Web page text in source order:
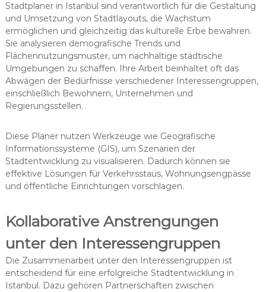
Stadtplaner in Istanbul sind verantwortlich für die Gestaltung
und Umsetzung von Stadtlayouts, die Wachstum
ermöglichen und gleichzeitig das kulturelle Erbe bewahren.
Sie analysieren demografische Trends und
Flächennutzungsmuster, um nachhaltige städtische
Umgebungen zu schaffen. Ihre Arbeit beinhaltet oft das
Abwägen der Bedürfnisse verschiedener Interessengruppen,
einschließlich Bewohnern, Unternehmen und
Regierungsstellen.
Diese Planer nutzen Werkzeuge wie Geografische
Informationssysteme (GIS), um Szenarien der
Stadtentwicklung zu visualisieren. Dadurch können sie
effektive Lösungen für Verkehrsstaus, Wohnungsengpässe
und öffentliche Einrichtungen vorschlagen.
Kollaborative Anstrengungen
unter den Interessengruppen
Die Zusammenarbeit unter den Interessengruppen ist
entscheidend für eine erfolgreiche Stadtentwicklung in
Istanbul. Dazu gehören Partnerschaften zwischen